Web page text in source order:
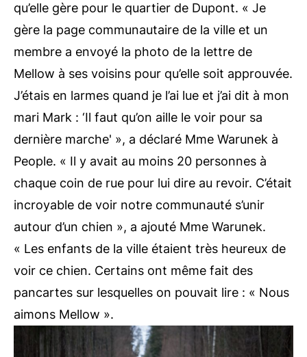
qu’elle gère pour le quartier de Dupont. « Je
gère la page communautaire de la ville et un
membre a envoyé la photo de la lettre de
Mellow à ses voisins pour qu’elle soit approuvée.
J’étais en larmes quand je l’ai lue et j’ai dit à mon
mari Mark : ‘Il faut qu’on aille le voir pour sa
dernière marche' », a déclaré Mme Warunek à
People. « Il y avait au moins 20 personnes à
chaque coin de rue pour lui dire au revoir. C’était
incroyable de voir notre communauté s’unir
autour d’un chien », a ajouté Mme Warunek.
« Les enfants de la ville étaient très heureux de
voir ce chien. Certains ont même fait des
pancartes sur lesquelles on pouvait lire : « Nous
aimons Mellow ».